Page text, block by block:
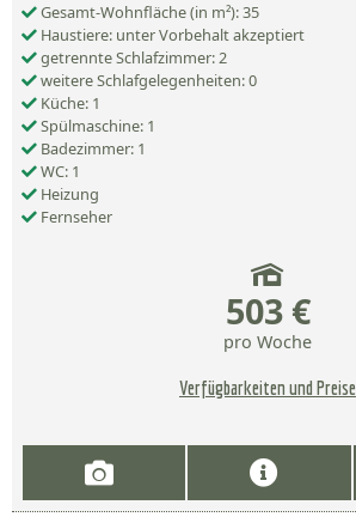
Gesamt-Wohnfläche (in m²): 35
Haustiere: unter Vorbehalt akzeptiert
getrennte Schlafzimmer: 2
weitere Schlafgelegenheiten: 0
Küche: 1
Spülmaschine: 1
Badezimmer: 1
WC: 1
Heizung
Fernseher
503 €
pro Woche
Verfügbarkeiten und Preise